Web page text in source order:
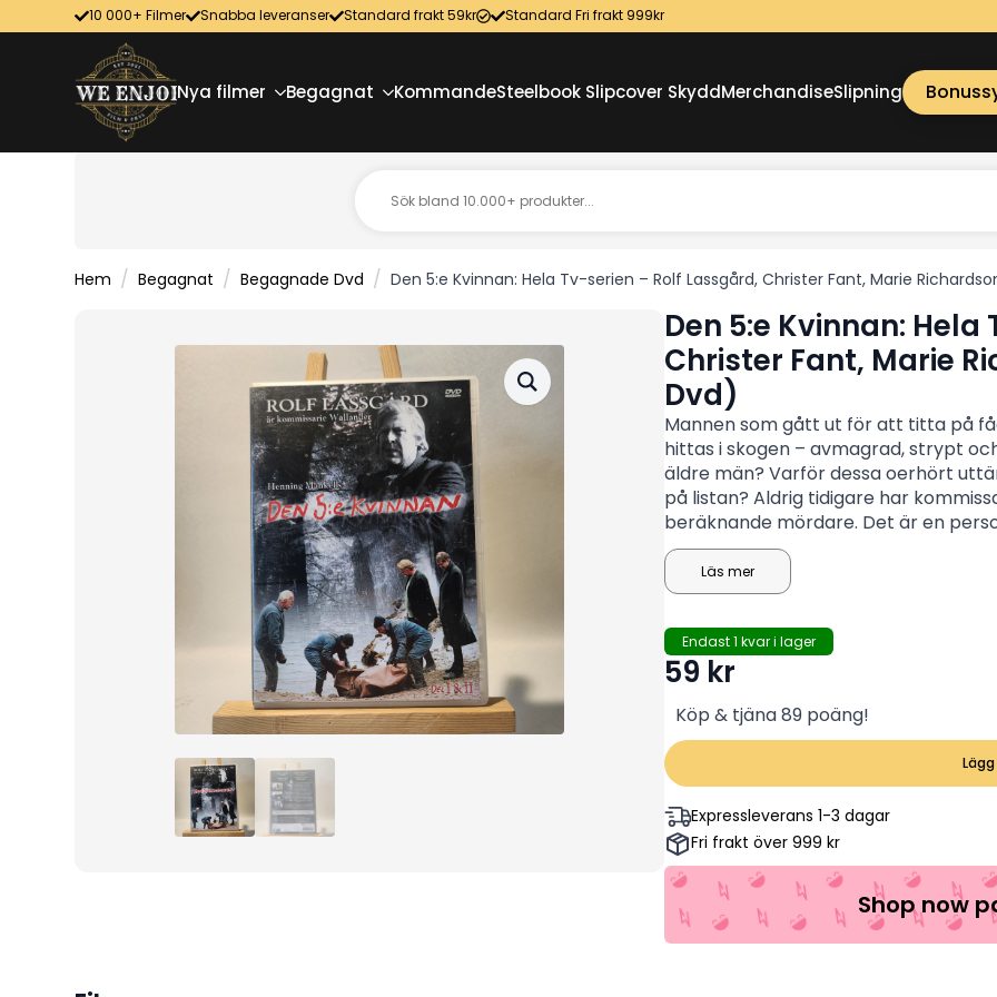
10 000+ Filmer Snabba leveranser Standard frakt 59kr Standard Fri frakt 999kr
Nya filmer Begagnat KommandeSteelbook Slipcover SkyddMerchandiseSlipning
Hem Begagnat Begagnade Dvd Den 5:e Kvinnan: Hela Tv-serien – Rolf Lassgård, Christer Fant, Marie
Den 5:e Kvinnan:
Christer Fant, Marie
Dvd)
Mannen som gått ut för att titta på
hittas i skogen – avmagrad, strypt
äldre män? Varför dessa oerhört
på listan? Aldrig tidigare har
beräknande mördare. Det är en
minsta detalj. Planen förutser inte
Wallander förstår att han måste
den historia som förbinder männen
Läs mer
Endast 1 kvar i lager
59 kr
Köp & tjäna 89 poäng!
Expressleverans 1-3 dagar
Fri frakt över 999 kr
Shop now